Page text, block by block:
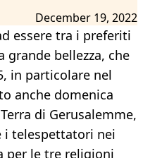
December 19, 2022
essere tra i preferiti
bellezza, che
in particolare nel
anche domenica
di Gerusalemme,
i telespettatori nei
per le tre religioni